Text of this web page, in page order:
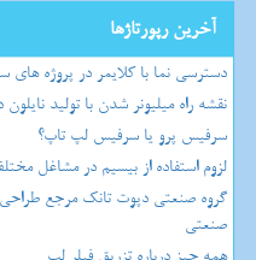
آخرین رپورتاژها
دسترسی نما با کلایمر در پروژه های
نقشه راه میلیونر شدن با تولید نایلون
سرفیس پرو یا سرفیس لپ تاپ؟
لزوم استفاده از بیسیم در مشاغل
گروه صنعتی دپوت تانک مرجع
صنعتی